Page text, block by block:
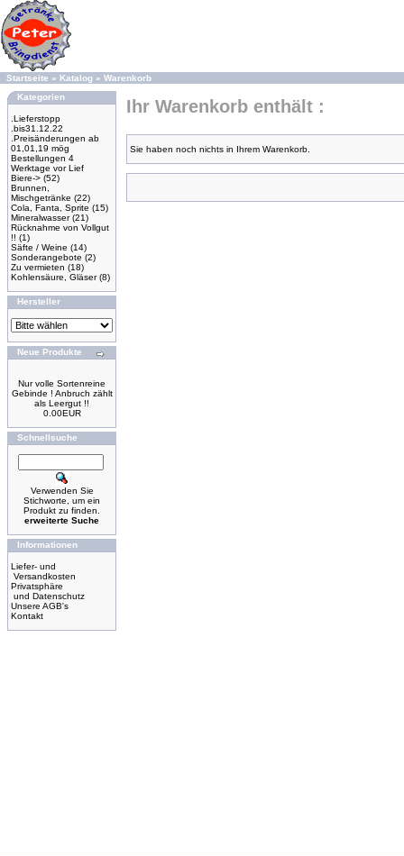
Startseite » Katalog » Warenkorb
Kategorien
.Lieferstopp
.bis31.12.22
.Preisänderungen ab
01,01,19 mög
Bestellungen 4
Werktage vor Lief
Biere-> (52)
Brunnen,
Mischgetränke (22)
Cola, Fanta, Sprite (15)
Mineralwasser(21)
Rücknahme von Vollgut
!! (1)
Säfte / Weine (14)
Sonderangebote (2)
Zu vermieten (18)
Kohlensäure, Gläser(8)
Hersteller
Neue Produkte
Nur volle Sortenreine
Gebinde ! Anbruch zählt
als Leergut !!
0.00EUR
Schnellsuche
Verwenden Sie
Stichworte, um ein
Produkt zu finden.
erweiterte Suche
Informationen
Liefer- und
Versandkosten
Privatsphäre
und Datenschutz
Unsere AGB's
Kontakt
Ihr Warenkorb enthält :
Sie haben noch nichts in Ihrem Warenkorb.